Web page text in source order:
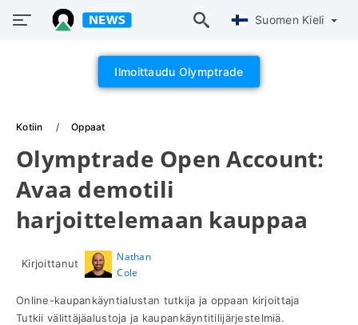
Suomen Kieli
Ilmoittaudu Olymptrade
Kotiin Oppaat
Olymptrade Open Account:
Avaa demotili
harjoittelemaan kauppaa
Kirjoittanut
Nathan
Cole
Online-kaupankäyntialustan tutkija ja oppaan kirjoittaja
Tutkii välittäjäalustoja ja kaupankäyntitilijärjestelmiä.